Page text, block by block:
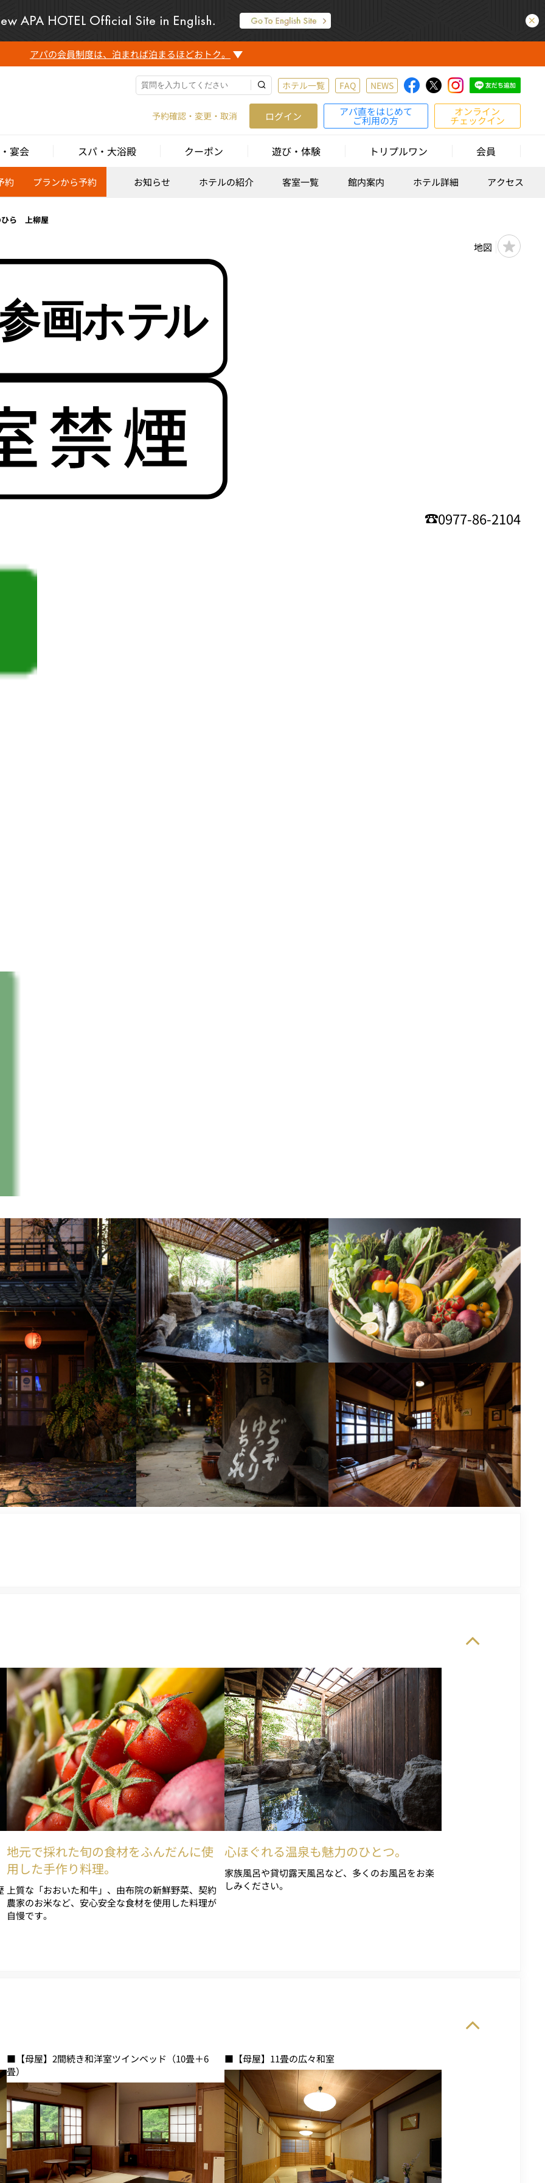
アパの会員制度は、泊まれば泊まるほどおトク。
ホテル一覧 FAQ NEWS
予約確認・変更・取消 ログイン アパ直をはじめて
ご利用の方
オンライン
チェックイン
宴会 スパ・大浴殿 クーポン 遊び・体験 トリプルワン 会員
約 プランから予約 お知らせ ホテルの紹介 客室一覧 館内案内 ホテル詳細 アクセス
ひら 上柳屋
地図
0977-86-2104
地元で採れた旬の食材をふんだんに使
用した手作り料理。
上質な「おおいた和牛」、由布院の新鮮野菜、契約
農家のお米など、安心安全な食材を使用した料理が
自慢です。
心ほぐれる温泉も魅力のひとつ。
家族風呂や貸切露天風呂など、多くのお風呂をお楽
しみください。
■【母屋】2間続き和洋室ツインベッド（10畳＋6
畳）
■【母屋】11畳の広々和室